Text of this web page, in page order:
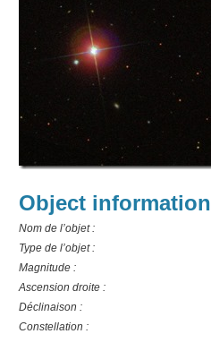
Object information
Nom de l’objet :
Type de l’objet :
Magnitude :
Ascension droite :
Déclinaison :
Constellation :